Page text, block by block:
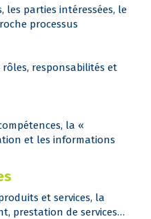
les parties intéressées, le
processus
responsabilités et
la «
et les informations
et services, la
prestation de services…